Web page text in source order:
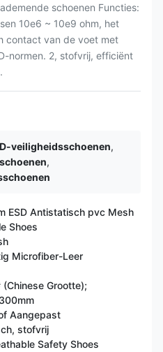
schoenen Functies:
10e6 ~ 10e9 ohm, het
contact van de voet met
normen. 2, stofvrij, efficiënt
veiligheidsschoenen,
,
ESD Antistatisch pvc Mesh
Shoes
Microfiber-Leer
Grootte);
Aangepast
stofvrij
Safety Shoes